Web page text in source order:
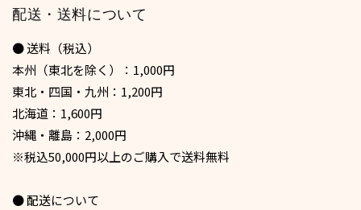
配送・送料について
● 送料（税込）
本州（東北を除く）：1,000円
東北・四国・九州：1,200円
北海道：1,600円
沖縄・離島：2,000円
※税込50,000円以上のご購入で送料無料
● 配送について